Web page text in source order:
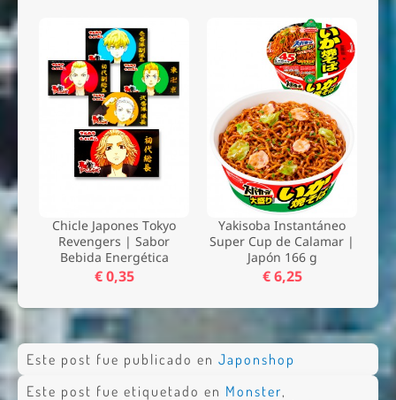
Chicle Japones Tokyo
Revengers | Sabor
Bebida Energética
€ 0,35
Yakisoba Instantáneo
Super Cup de Calamar |
Japón 166 g
€ 6,25
Este post fue publicado en Japonshop
Este post fue etiquetado en Monster,